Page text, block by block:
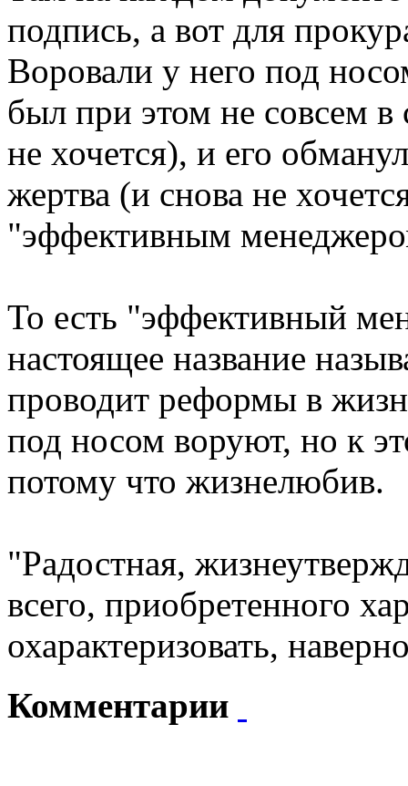
подпись, а вот для
Воровали у него под
был при этом не совсем в
не хочется), и его
жертва (и снова не
"эффективным
То есть "эффективный
настоящее название
проводит реформы в
под носом воруют, но к
потому что жизнелюбив.
"Радостная,
всего, приобретенного
охарактеризовать,
Комментарии